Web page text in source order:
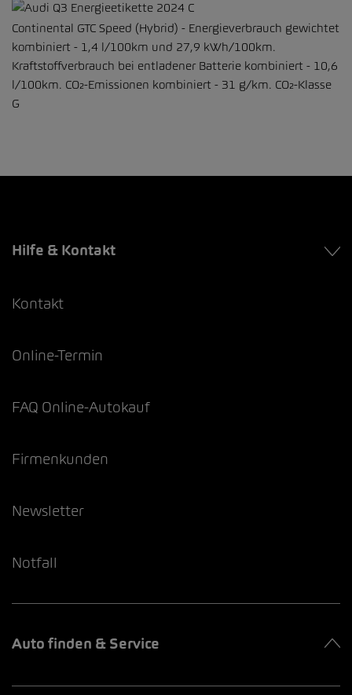
Continental GTC Speed (Hybrid) - Energieverbrauch gewichtet
kombiniert - 1,4 l/100km und 27,9 kWh/100km.
Kraftstoffverbrauch bei entladener Batterie kombiniert - 10,6
l/100km. CO₂-Emissionen kombiniert - 31 g/km. CO₂-Klasse
G
Hilfe & Kontakt
Kontakt
Online-Termin
FAQ Online-Autokauf
Firmenkunden
Newsletter
Notfall
Auto finden & Service